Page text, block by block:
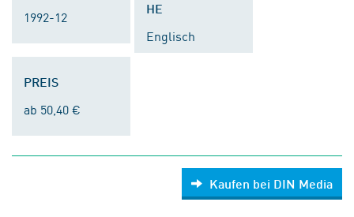
1992-12
HE
Englisch
PREIS
ab 50,40 €
Kaufen bei DIN Media